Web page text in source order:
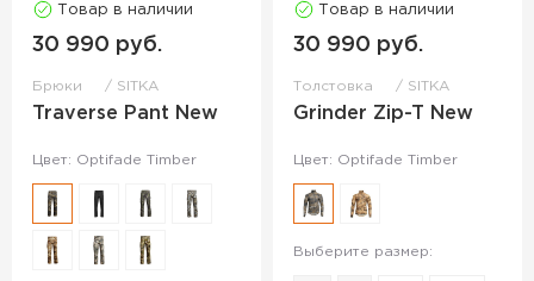
Товар в наличии
30 990 руб.
Брюки SITKA
Traverse Pant New
Цвет: Optifade Timber
Товар в наличии
30 990 руб.
Толстовка SITKA
Grinder Zip-T New
Цвет: Optifade Timber
Выберите размер: